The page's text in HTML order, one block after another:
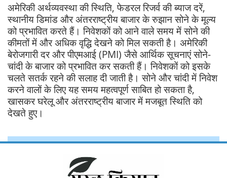
अमेरिकी अर्थव्यवस्था की स्थिति, फेडरल रिजर्व की ब्याज दरें,
स्थानीय डिमांड और अंतरराष्ट्रीय बाजार के रुझान सोने के मूल्य
को प्रभावित करते हैं। निवेशकों को आने वाले समय में सोने की
कीमतों में और अधिक वृद्धि देखने को मिल सकती है। अमेरिकी
बेरोजगारी दर और पीएमआई (PMI) जैसे आर्थिक सूचनाएं सोने-
चांदी के बाजार को प्रभावित कर सकती हैं। निवेशकों को इसके
चलते सतर्क रहने की सलाह दी जाती है। सोने और चांदी में निवेश
करने वालों के लिए यह समय महत्वपूर्ण साबित हो सकता है,
खासकर घरेलू और अंतरराष्ट्रीय बाजार में मजबूत स्थिति को
देखते हुए।